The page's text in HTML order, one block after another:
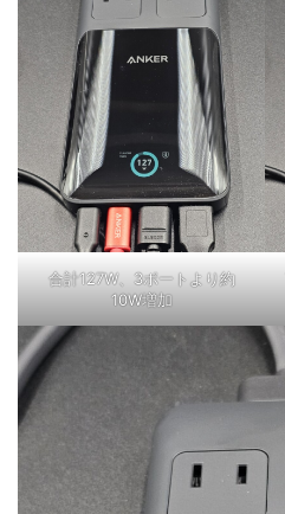
合計127W、3ポートより約
10W増加